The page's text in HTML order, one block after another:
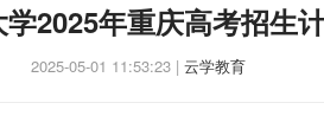
2025年重庆高考招生
2025-05-01 11:53:23 | 云学教育